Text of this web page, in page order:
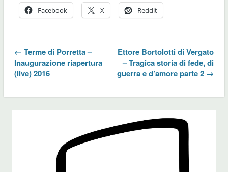
Facebook X Reddit
← Terme di Porretta –
Inaugurazione riapertura
(live) 2016
Ettore Bortolotti di Vergato
– Tragica storia di fede, di
guerra e d’amore parte 2 →